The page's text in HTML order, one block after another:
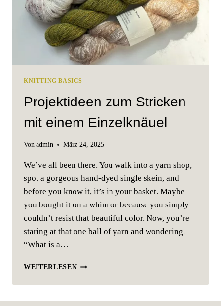
KNITTING BASICS
Projektideen zum Stricken
mit einem Einzelknäuel
Von admin März 24, 2025
We’ve all been there. You walk into a yarn shop,
spot a gorgeous hand-dyed single skein, and
before you know it, it’s in your basket. Maybe
you bought it on a whim or because you simply
couldn’t resist that beautiful color. Now, you’re
staring at that one ball of yarn and wondering,
“What is a…
WEITERLESENPROJEKTIDEEN
STRICKEN